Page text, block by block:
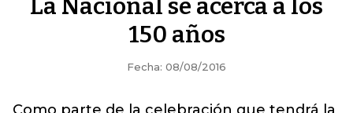
La Nacional se acerca a los
150 años
Fecha: 08/08/2016